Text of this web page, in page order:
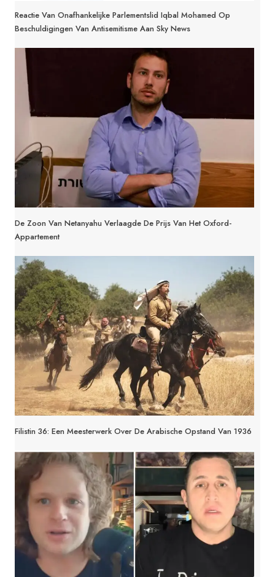
Reactie Van Onafhankelijke Parlementslid Iqbal Mohamed Op
Beschuldigingen Van Antisemitisme Aan Sky News
De Zoon Van Netanyahu Verlaagde De Prijs Van Het Oxford-
Appartement
Filistin 36: Een Meesterwerk Over De Arabische Opstand Van 1936